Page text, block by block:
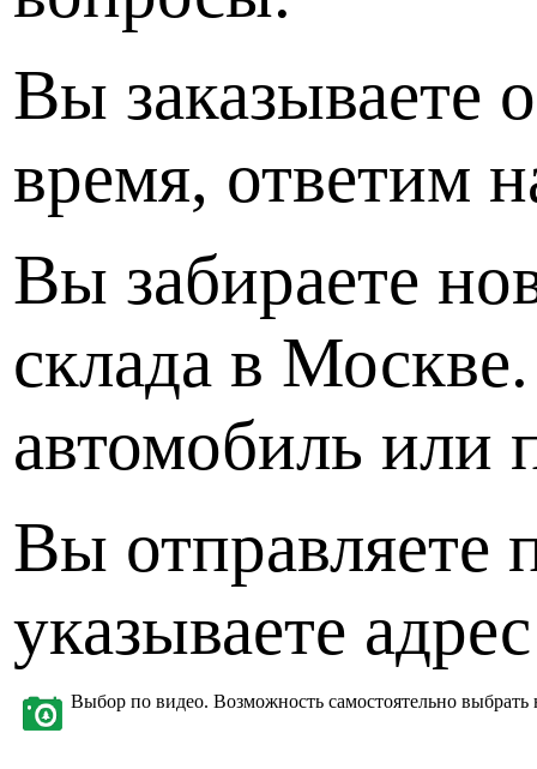
Вы заказываете
время, ответим
Вы забираете
склада в
автомобиль или
Вы отправляете
указываете
Выбор по видео. Возможность самостоятельно